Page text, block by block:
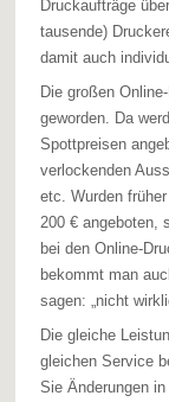
Druckaufträge
tausende)
damit auch
Die großen
geworden. Da
Spottpreisen
verlockenden
etc. Wurden
200 € angeboten,
bei den Online-
bekommt man
sagen: „nicht
Die gleiche
gleichen Service
Sie Änderungen